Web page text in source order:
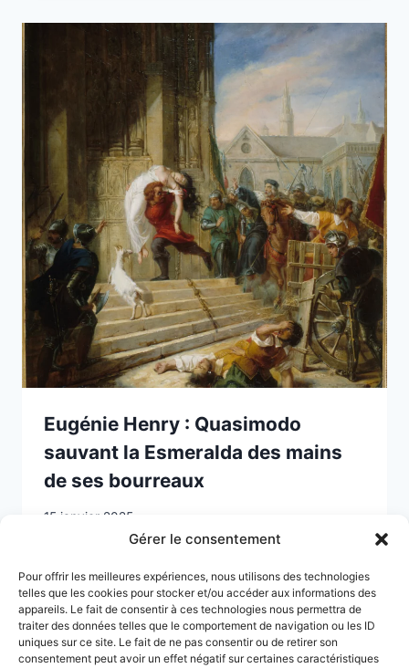
Gérer le consentement
Pour offrir les meilleures expériences, nous utilisons des technologies
telles que les cookies pour stocker et/ou accéder aux informations des
appareils. Le fait de consentir à ces technologies nous permettra de
traiter des données telles que le comportement de navigation ou les ID
uniques sur ce site. Le fait de ne pas consentir ou de retirer son
consentement peut avoir un effet négatif sur certaines caractéristiques
Eugénie Henry : Quasimodo
sauvant la Esmeralda des mains
de ses bourreaux
15 janvier 2025